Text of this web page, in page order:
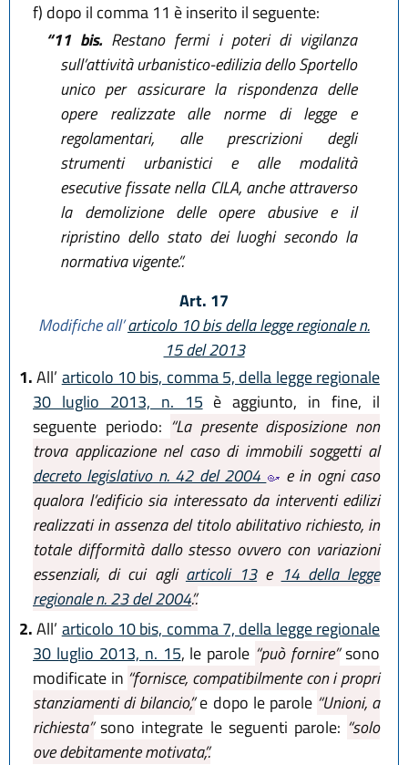
f) dopo il comma 11 è inserito il seguente:
“11 bis.Restano fermi i poteri di vigilanza
sull’attività urbanistico-edilizia dello Sportello
unico per assicurare la rispondenza delle
opere realizzate alle norme di legge e
regolamentari, alle prescrizioni degli
strumenti urbanistici e alle modalità
esecutive fissate nella CILA, anche attraverso
la demolizione delle opere abusive e il
ripristino dello stato dei luoghi secondo la
normativa vigente.”.
Art. 17
Modifiche all’articolo 10 bis della legge regionale n.
15 del 2013
1.All’ articolo 10 bis, comma 5, della legge regionale
30 luglio 2013, n. 15 è aggiunto, in fine, il
seguente periodo: “La presente disposizione non
trova applicazione nel caso di immobili soggetti al
decreto legislativo n. 42 del 2004
e in ogni caso
qualora l’edificio sia interessato da interventi edilizi
realizzati in assenza del titolo abilitativo richiesto, in
totale difformità dallo stesso ovvero con variazioni
essenziali, di cui agli articoli 13e 14 della legge
regionale n. 23 del 2004.”.
2.All’ articolo 10 bis, comma 7, della legge regionale
30 luglio 2013, n. 15, le parole “può fornire”sono
modificate in “fornisce, compatibilmente con i propri
stanziamenti di bilancio,”e dopo le parole “Unioni, a
richiesta”sono integrate le seguenti parole: “solo
ove debitamente motivata,”.